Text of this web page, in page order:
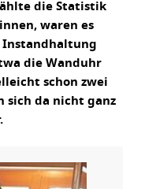
die Statistik
waren es
Instandhaltung
die Wanduhr
schon zwei
sich da nicht ganz